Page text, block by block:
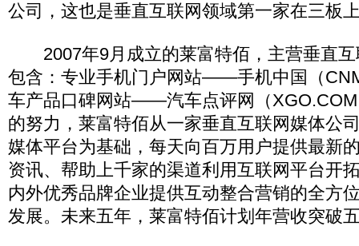
公司，这也是垂直互联网领域第一家在三板
2007年9月成立的莱富特佰，主营垂直互
包含：专业手机门户网站——手机中国（
车产品口碑网站——汽车点评网（
的努力，莱富特佰从一家垂直互联网媒体公
媒体平台为基础，每天向百万用户提供最新
资讯、帮助上千家的渠道利用互联网平台开
内外优秀品牌企业提供互动整合营销的全方
发展。未来五年，莱富特佰计划年营收突破